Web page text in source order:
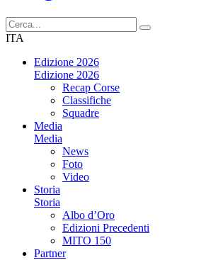
ITA
Edizione 2026
Edizione 2026
Recap Corse
Classifiche
Squadre
Media
Media
News
Foto
Video
Storia
Storia
Albo d’Oro
Edizioni Precedenti
MITO 150
Partner